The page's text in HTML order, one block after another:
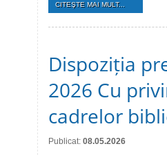
CITEŞTE MAI MULT...
Dispoziția
2026 Cu
cadrelor
Publicat: 08.05.2026